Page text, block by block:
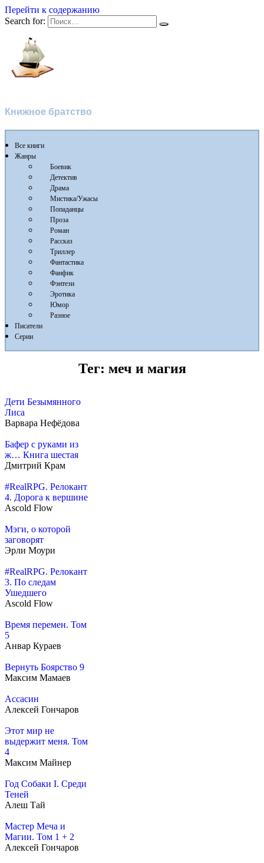
Перейти к содержанию
Search for:
Книжное братство
Все книги
Жанры
Боевик
Детектив
Драма
Мистика/Ужасы
Попаданцы
Проза
Роман
Рассказ
Триллер
Фантастика
Фанфик
Фэнтези
Эротика
Юмор
Разное
Писатели
Серии
Тег: меч и магия
Дети Безымянного
Лиса
Варвара Нефёдова
Бафер с руками из
ж… Книга шестая
Дмитрий Крам
#RealRPG. Релокант
4. Дорога к вершине
Ascold Flow
Мэги, о которой
заговорят
Эрли Моури
#RealRPG. Релокант
3. По следам
Ушедшего
Ascold Flow
Время перемен. Том
5
Анвар Кураев
Вернуть Боярство 9
Максим Мамаев
Ассасин
Алексей Гончаров
Этот мир не
выдержит меня. Том
4
Максим Майнер
Год Собаки I. Среди
Теней
Алеш Тай
Мастер Меча и
Магии. Том 1 + 2
Алексей Гончаров